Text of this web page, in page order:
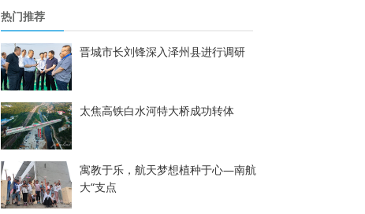
热门推荐
晋城市长刘锋深入泽州县进行调研
太焦高铁白水河特大桥成功转体
寓教于乐，航天梦想植种于心—南航
大“支点